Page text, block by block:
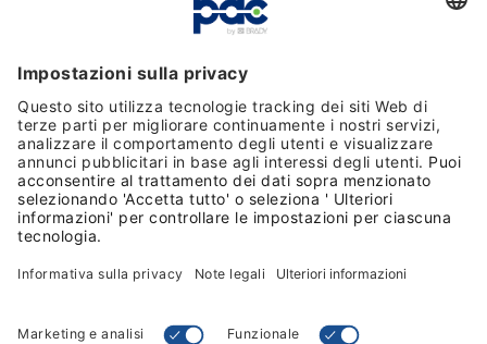
Metodi di pagamento